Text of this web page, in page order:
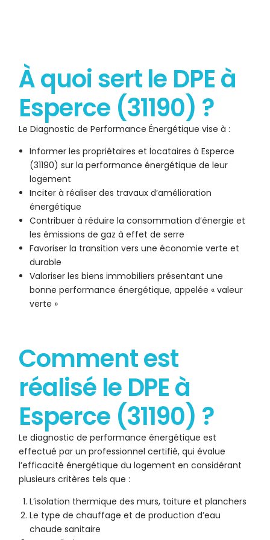
À quoi sert le DPE à
Esperce (31190) ?
Le Diagnostic de Performance Énergétique vise à :
Informer les propriétaires et locataires à Esperce
(31190) sur la performance énergétique de leur
logement
Inciter à réaliser des travaux d’amélioration
énergétique
Contribuer à réduire la consommation d’énergie et
les émissions de gaz à effet de serre
Favoriser la transition vers une économie verte et
durable
Valoriser les biens immobiliers présentant une
bonne performance énergétique, appelée « valeur
verte »
Comment est
réalisé le DPE à
Esperce (31190) ?
Le diagnostic de performance énergétique est
effectué par un professionnel certifié, qui évalue
l’efficacité énergétique du logement en considérant
plusieurs critères tels que :
L’isolation thermique des murs, toiture et planchers
Le type de chauffage et de production d’eau
chaude sanitaire